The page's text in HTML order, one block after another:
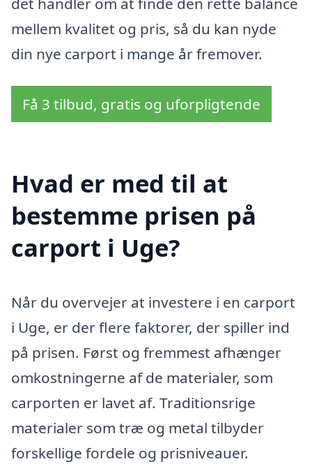
mellem kvalitet og pris, så du kan nyde
din nye carport i mange år fremover.
Få 3 tilbud, gratis og uforpligtende
Hvad er med til at
bestemme prisen på
carport i Uge?
Når du overvejer at investere i en carport
i Uge, er der flere faktorer, der spiller ind
på prisen. Først og fremmest afhænger
omkostningerne af de materialer, som
carporten er lavet af. Traditionsrige
materialer som træ og metal tilbyder
forskellige fordele og prisniveauer.